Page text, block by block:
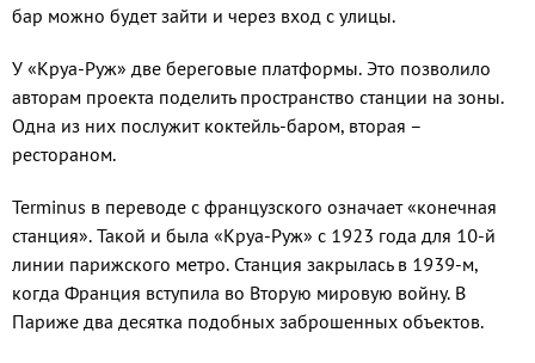
бар можно будет зайти и через вход с улицы.
У «Круа-Руж» две береговые платформы. Это позволило
авторам проекта поделить пространство станции на зоны.
Одна из них послужит коктейль-баром, вторая –
рестораном.
Terminus в переводе с французского означает «конечная
станция». Такой и была «Круа-Руж» с 1923 года для 10-й
линии парижского метро. Станция закрылась в 1939-м,
когда Франция вступила во Вторую мировую войну. В
Париже два десятка подобных заброшенных объектов.